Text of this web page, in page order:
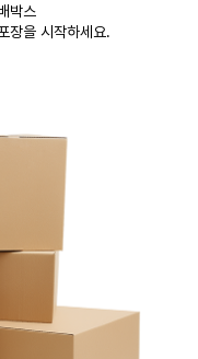
박스
장을 시작하세요.